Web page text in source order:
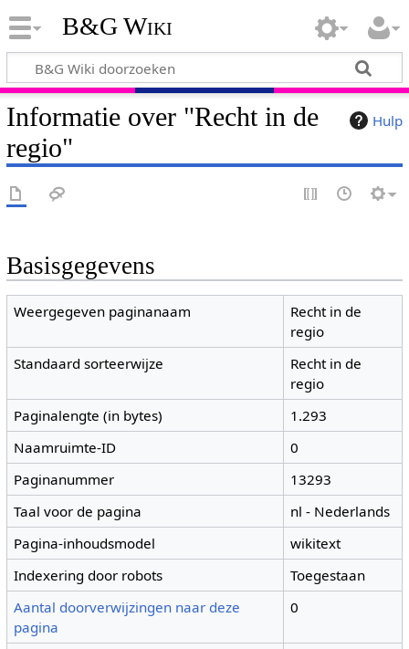
B&G Wiki
Hulp
Informatie over "Recht in de
regio"
Basisgegevens
Weergegeven paginanaam
Recht in de
regio
Standaard sorteerwijze
Recht in de
regio
Paginalengte (in bytes)
1.293
Naamruimte-ID
0
Paginanummer
13293
Taal voor de pagina
nl - Nederlands
Pagina-inhoudsmodel
wikitext
Indexering door robots
Toegestaan
Aantal doorverwijzingen naar deze
pagina
0